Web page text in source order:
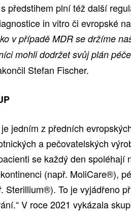
předstihem plní též další
in vitro či evropské
v případě MDR se držíme
mohli dodržet svůj plán
Stefan Fischer.
jedním z předních
a pečovatelských
se každý den spoléhají
(např. MoliCare®),
Sterillium®). To je vyjádřeno
V roce 2021 vykázala